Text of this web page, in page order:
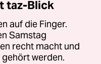
taz-Blick
auf die Finger.
Samstag
recht macht und
werden.